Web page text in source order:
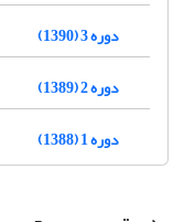
دوره 3 (1390)
دوره 2 (1389)
دوره 1 (1388)